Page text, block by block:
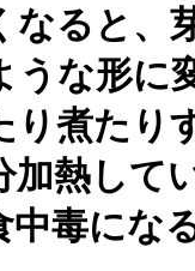
なると、
うな形に
り煮たり
加熱して
中毒にな